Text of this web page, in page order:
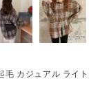
毛 カジュアル ライト